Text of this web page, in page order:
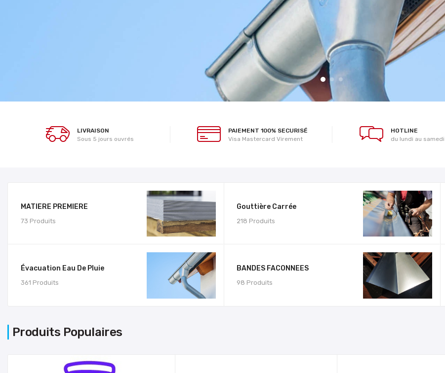
LIVRAISON
Sous 5 jours ouvrés
PAIEMENT 100% SECURISÉ
Visa Mastercard Virement
HOTLINE
du lundi au
MATIERE PREMIERE
73 Produits
Évacuation Eau De Pluie
361 Produits
Gouttière Carrée
218 Produits
BANDES FACONNEES
98 Produits
Produits Populaires